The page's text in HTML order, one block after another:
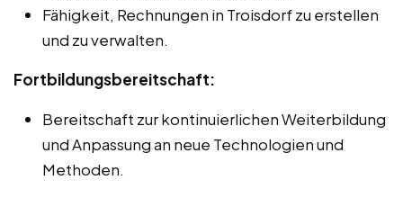
Fähigkeit, Rechnungen in Troisdorf zu erstellen
und zu verwalten.
Fortbildungsbereitschaft:
Bereitschaft zur kontinuierlichen Weiterbildung
und Anpassung an neue Technologien und
Methoden.